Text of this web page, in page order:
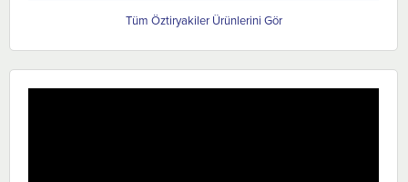
Öztiryakiler